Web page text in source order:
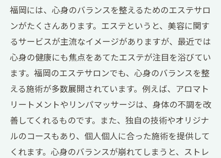
福岡には、心身のバランスを整えるためのエステサロ
ンがたくさんあります。エステというと、美容に関す
るサービスが主流なイメージがありますが、最近では
心身の健康にも焦点をあてたエステが注目を浴びてい
ます。福岡のエステサロンでも、心身のバランスを整
える施術が多数展開されています。例えば、アロマト
リートメントやリンパマッサージは、身体の不調を改
善してくれるものです。また、独自の技術やオリジナ
ルのコースもあり、個人個人に合った施術を提供して
くれます。心身のバランスが崩れてしまうと、ストレ